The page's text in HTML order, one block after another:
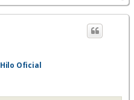
r
r
Oficial